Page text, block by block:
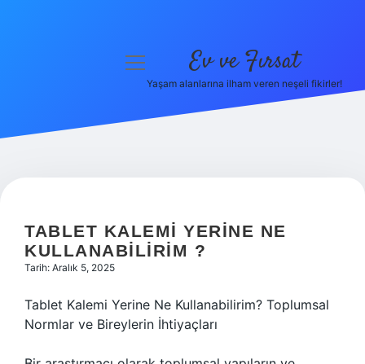
Hakkımızda
menüyü
Ev ve Fırsat
Yaşam alanlarına ilham veren neşeli fikirler!
TABLET KALEMI YERINE NE
KULLANABILIRIM ?
Tarih: Aralık 5, 2025
Tablet Kalemi Yerine Ne Kullanabilirim? Toplumsal
Normlar ve Bireylerin İhtiyaçları